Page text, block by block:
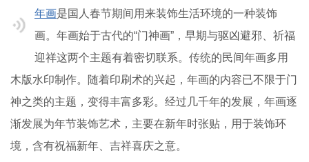
年画是国人春节期间用来装饰生活环境的一种装饰
画。年画始于古代的“门神画”，早期与驱凶避邪、祈福
迎祥这两个主题有着密切联系。传统的民间年画多用
木版水印制作。随着印刷术的兴起，年画的内容已不限于门
神之类的主题，变得丰富多彩。经过几千年的发展，年画逐
渐发展为年节装饰艺术，主要在新年时张贴，用于装饰环
境，含有祝福新年、吉祥喜庆之意。